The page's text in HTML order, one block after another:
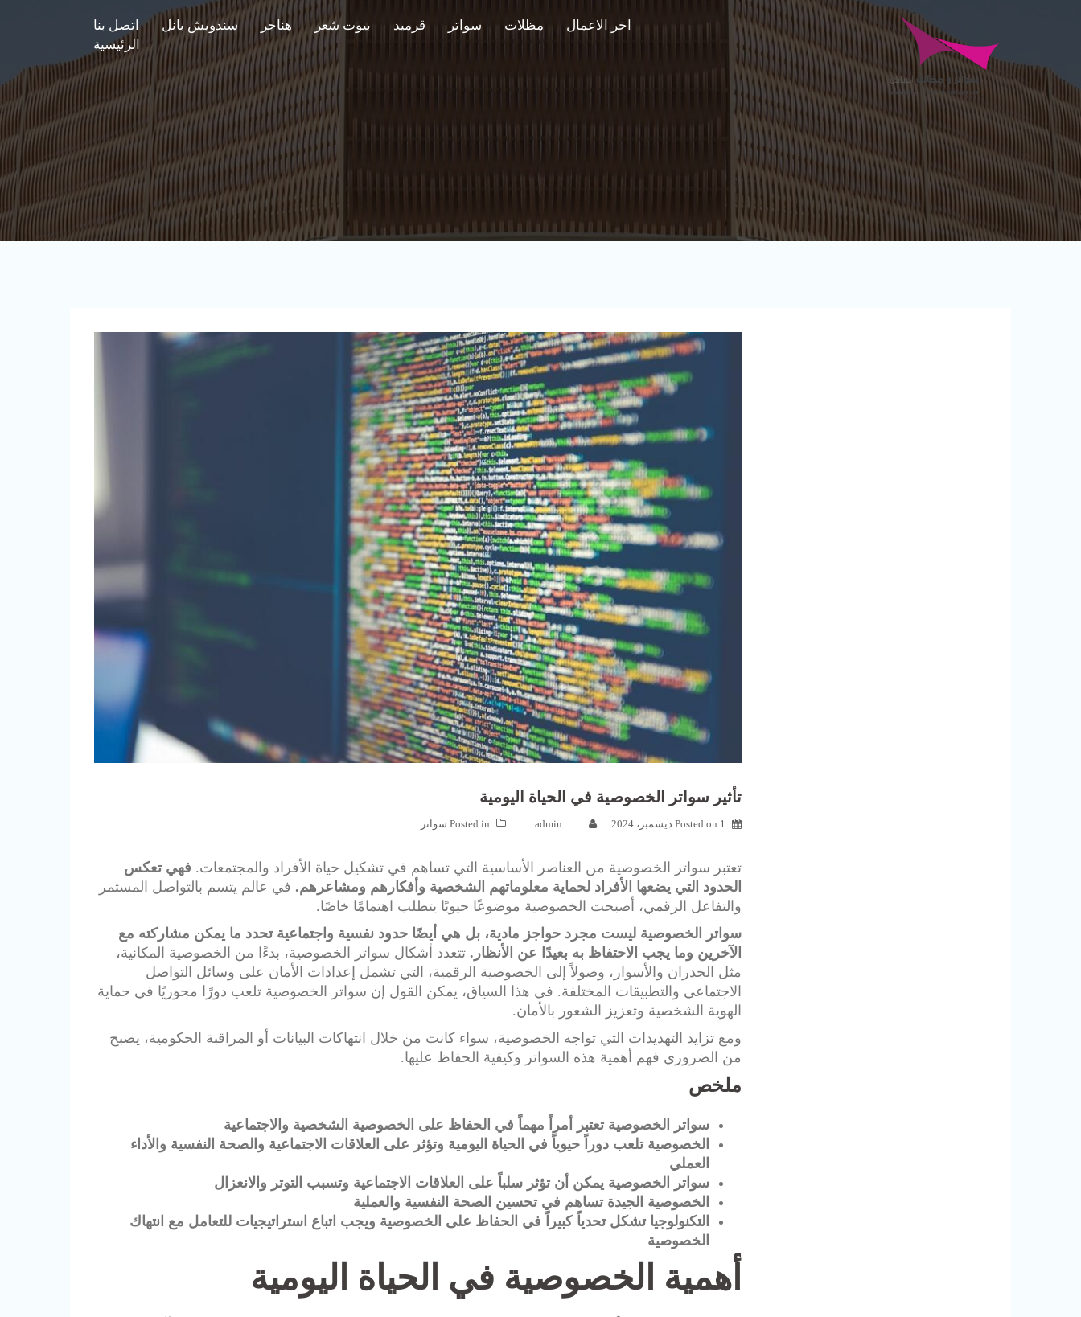
اتصل بنا سندويش بانل هناجر بيوت شعر قرميد سواتر مظلات
اخر الاعمال
الرئيسية
تأثير سواتر الخصوصية في الحياة اليومية
Posted on 1 ديسمبر، 2024 admin
Posted in سواتر
تعتبر سواتر الخصوصية من العناصر الأساسية التي تساهم في تشكيل حياة الأفراد والمجتمعات. فهي تعكس
الحدود التي يضعها الأفراد لحماية معلوماتهم الشخصية وأفكارهم ومشاعرهم. في عالم يتسم بالتواصل المستمر
والتفاعل الرقمي، أصبحت الخصوصية موضوعًا حيويًا يتطلب اهتمامًا خاصًا.
سواتر الخصوصية ليست مجرد حواجز مادية، بل هي أيضًا حدود نفسية واجتماعية تحدد ما يمكن مشاركته مع
الآخرين وما يجب الاحتفاظ به بعيدًا عن الأنظار. تتعدد أشكال سواتر الخصوصية، بدءًا من الخصوصية المكانية،
مثل الجدران والأسوار، وصولاً إلى الخصوصية الرقمية، التي تشمل إعدادات الأمان على وسائل التواصل
الاجتماعي والتطبيقات المختلفة. في هذا السياق، يمكن القول إن سواتر الخصوصية تلعب دورًا محوريًا في حماية
الهوية الشخصية وتعزيز الشعور بالأمان.
ومع تزايد التهديدات التي تواجه الخصوصية، سواء كانت من خلال انتهاكات البيانات أو المراقبة الحكومية، يصبح
من الضروري فهم أهمية هذه السواتر وكيفية الحفاظ عليها.
ملخص
سواتر الخصوصية تعتبر أمراً مهماً في الحفاظ على الخصوصية الشخصية والاجتماعية
الخصوصية تلعب دوراً حيوياً في الحياة اليومية وتؤثر على العلاقات الاجتماعية والصحة النفسية والأداء
العملي
سواتر الخصوصية يمكن أن تؤثر سلباً على العلاقات الاجتماعية وتسبب التوتر والانعزال
الخصوصية الجيدة تساهم في تحسين الصحة النفسية والعملية
التكنولوجيا تشكل تحدياً كبيراً في الحفاظ على الخصوصية ويجب اتباع استراتيجيات للتعامل مع انتهاك
الخصوصية
أهمية الخصوصية في الحياة اليومية